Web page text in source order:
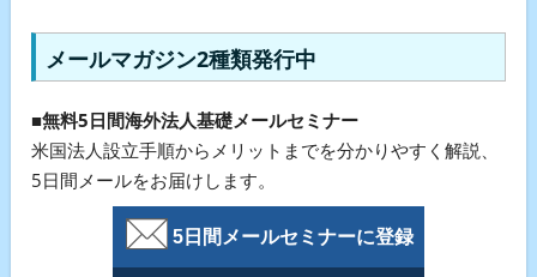
メールマガジン2種類発行中
■無料5日間海外法人基礎メールセミナー
米国法人設立手順からメリットまでを分かりやすく解説、
5日間メールをお届けします。
5日間メールセミナーに登録